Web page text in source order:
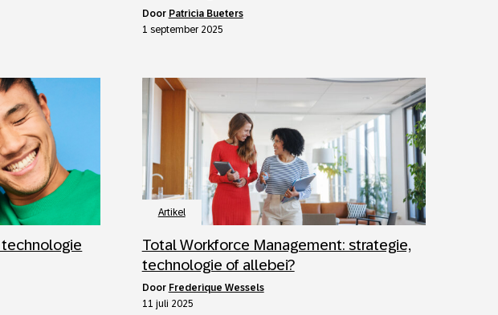
door Patricia Bueters
1 september 2025
technologie
Artikel
Total Workforce Management: strategie,
technologie of allebei?
door Frederique Wessels
11 juli 2025